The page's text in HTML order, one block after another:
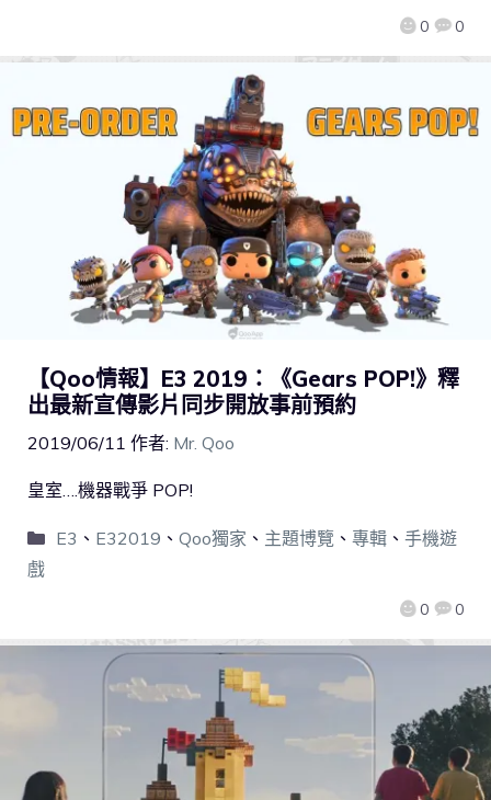
0 0
【Qoo情報】E3 2019：《Gears POP!》釋
出最新宣傳影片同步開放事前預約
2019/06/11 作者: Mr. Qoo
0 0
皇室….機器戰爭 POP!
E3 、 E32019 、 Qoo獨家 、 主題博覽 、 專輯、 手機遊
戲